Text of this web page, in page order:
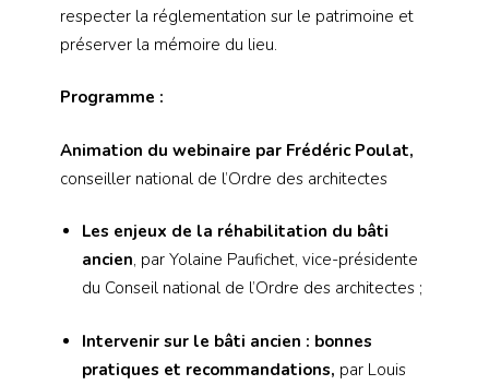
respecter la réglementation sur le patrimoine et
préserver la mémoire du lieu.
Programme :
Animation du webinaire par Frédéric Poulat,
conseiller national de l’Ordre des architectes
Les enjeux de la réhabilitation du bâti
ancien, par Yolaine Paufichet, vice-présidente
du Conseil national de l’Ordre des architectes ;
Intervenir sur le bâti ancien : bonnes
pratiques et recommandations, par Louis